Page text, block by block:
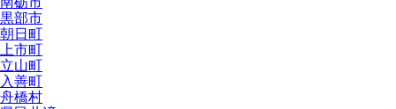
黒部市
朝日町
上市町
立山町
入善町
舟橋村